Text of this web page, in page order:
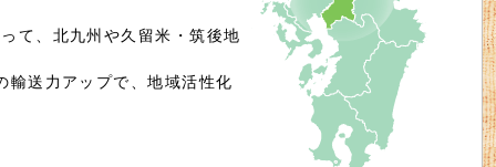
て、北九州や久留米・筑後地
送力アップで、地域活性化